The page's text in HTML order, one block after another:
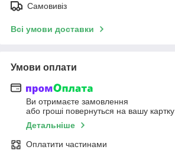
Самовивіз
Всі умови доставки
Умови оплати
Ви отримаєте замовлення
або гроші повернуться на вашу картку
Детальніше
Оплатити частинами